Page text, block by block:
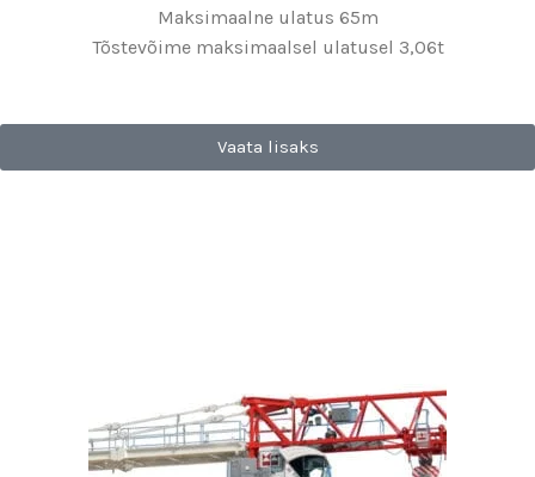
Maksimaalne ulatus 65m
Tõstevõime maksimaalsel ulatusel 3,06t
Vaata lisaks